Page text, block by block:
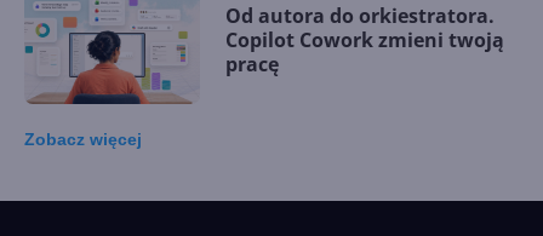
Od autora do orkiestratora.
Copilot Cowork zmieni twoją
pracę
Zobacz więcej